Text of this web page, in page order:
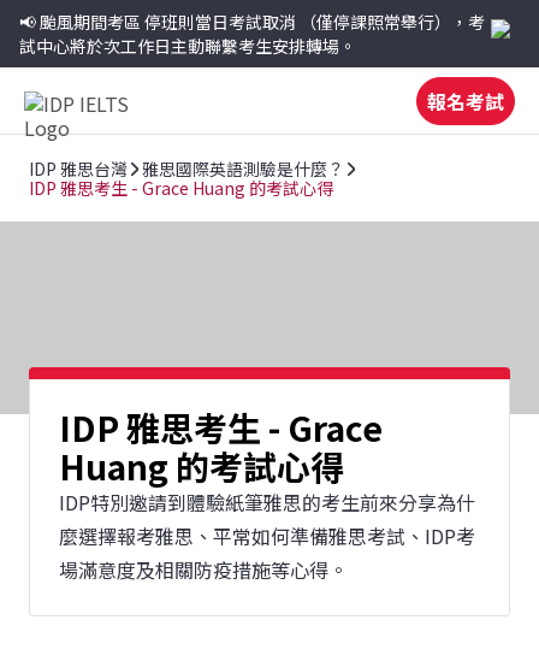
📢 颱風期間考區 停班則當日考試取消
（僅停課照常舉行），考
試中心將於次工作日主動聯繫考生安排轉場。
報名考試
IDP 雅思台灣 雅思國際英語測驗是什麼？
IDP 雅思考生 - Grace Huang 的考試心得
IDP 雅思考生 - Grace
Huang 的考試心得
IDP特別邀請到體驗紙筆雅思的考生前來分享為什
麼選擇報考雅思、平常如何準備雅思考試、IDP考
場滿意度及相關防疫措施等心得。